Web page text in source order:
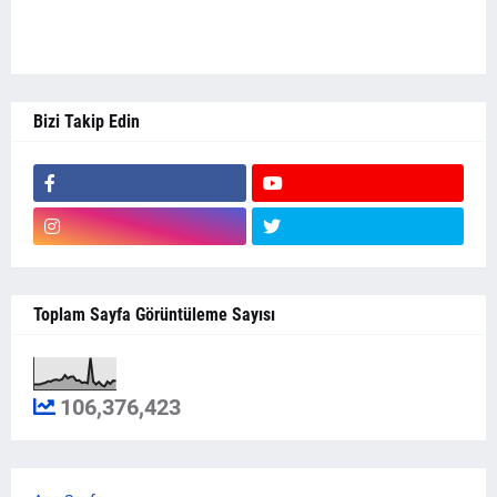
Bizi Takip Edin
Toplam Sayfa Görüntüleme Sayısı
106,376,423